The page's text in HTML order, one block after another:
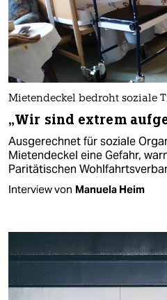
Mietendeckel bedroht soziale
„Wir sind extrem
Ausgerechnet für soziale
Mietendeckel eine Gefahr,
Paritätischen
Interview von Manuela Heim